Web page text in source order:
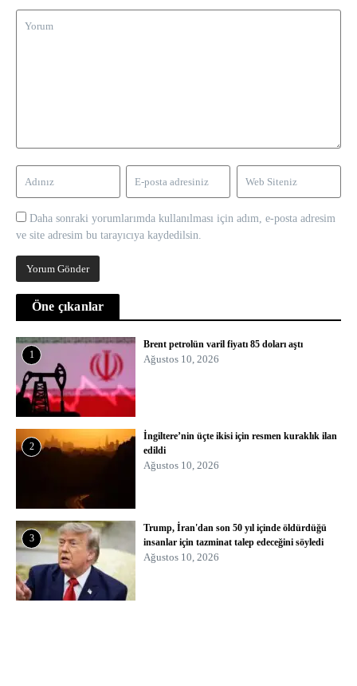
Daha sonraki yorumlarımda kullanılması için adım, e-posta adresim
ve site adresim bu tarayıcıya kaydedilsin.
Öne çıkanlar
1
Brent petrolün varil fiyatı 85 doları aştı
Ağustos 10, 2026
2
İngiltere’nin üçte ikisi için resmen kuraklık ilan
edildi
Ağustos 10, 2026
3
Trump, İran'dan son 50 yıl içinde öldürdüğü
insanlar için tazminat talep edeceğini söyledi
Ağustos 10, 2026